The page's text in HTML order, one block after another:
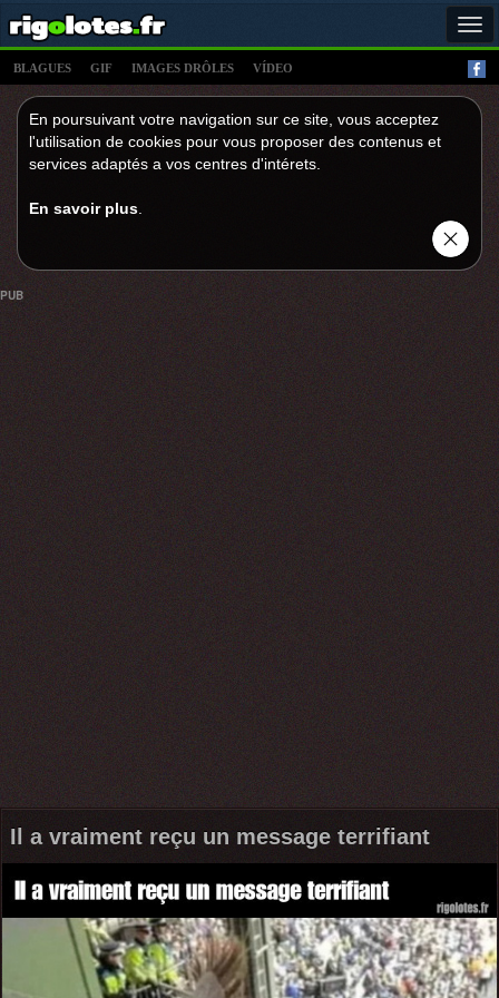
BLAGUES GIF IMAGES DRÔLES VÍDEO
En poursuivant votre navigation sur ce site, vous acceptez
l'utilisation de cookies pour vous proposer des contenus et
services adaptés a vos centres d'intérets.
En savoir plus
PUB
Il a vraiment reçu un message terrifiant